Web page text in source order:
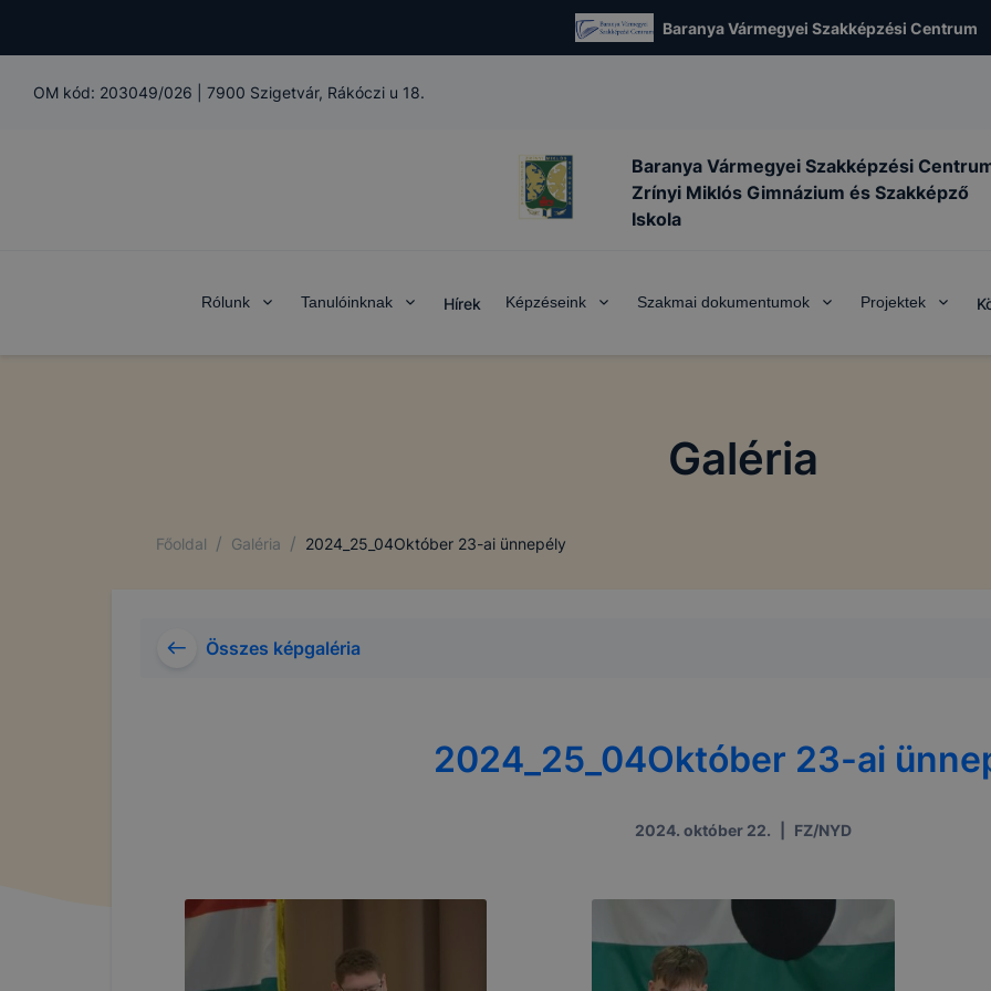
Baranya Vármegyei Szakképzési Centrum
OM kód: 203049/026 7900 Szigetvár, Rákóczi u 18.
Baranya Vármegyei Szakképzési
Zrínyi Miklós Gimnázium és Szakképző
Iskola
Rólunk Tanulóinknak Hírek Képzéseink Szakmai dokumentumok Projektek
Galéria
Főoldal / Galéria / 2024_25_04Október 23-ai ünnepély
Összes képgaléria
2024_25_04Október 23-ai
2024. október 22. FZ/NYD